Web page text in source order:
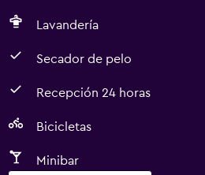
Lavandería
Secador de pelo
Recepción 24 horas
Bicicletas
Minibar